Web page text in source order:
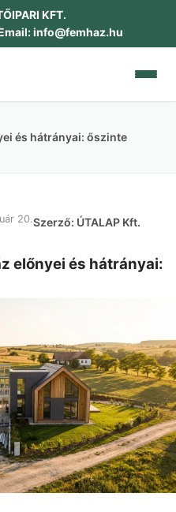
KFT.
info@femhaz.hu
és hátrányai: őszinte
20.Szerző: ÚTALAP Kft.
előnyei és hátrányai: